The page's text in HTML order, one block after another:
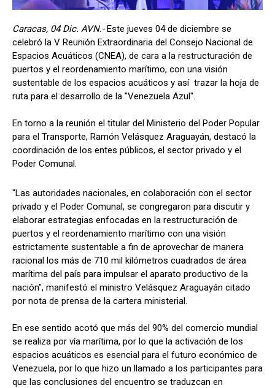
Caracas, 04 Dic. AVN.-Este jueves 04 de diciembre se
celebró la V Reunión Extraordinaria del Consejo Nacional de
Espacios Acuáticos (CNEA), de cara a la restructuración de
puertos y el reordenamiento marítimo, con una visión
sustentable de los espacios acuáticos y así trazar la hoja de
ruta para el desarrollo de la "Venezuela Azul".
En torno a la reunión el titular del Ministerio del Poder Popular
para el Transporte, Ramón Velásquez Araguayán, destacó la
coordinación de los entes públicos, el sector privado y el
Poder Comunal.
"Las autoridades nacionales, en colaboración con el sector
privado y el Poder Comunal, se congregaron para discutir y
elaborar estrategias enfocadas en la restructuración de
puertos y el reordenamiento marítimo con una visión
estrictamente sustentable a fin de aprovechar de manera
racional los más de 710 mil kilómetros cuadrados de área
marítima del país para impulsar el aparato productivo de la
nación", manifestó el ministro Velásquez Araguayán citado
por nota de prensa de la cartera ministerial.
En ese sentido acotó que más del 90% del comercio mundial
se realiza por vía marítima, por lo que la activación de los
espacios acuáticos es esencial para el futuro económico de
Venezuela, por lo que hizo un llamado a los participantes para
que las conclusiones del encuentro se traduzcan en